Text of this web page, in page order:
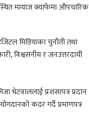
मायाज क्याफेमा औपचारिक
मिडियाका चुनौती तथा
विश्वसनीय र जनउत्तरदायी
भेटवाललाई प्रशंसापत्र प्रदान
कदर गर्दै प्रमाणपत्र